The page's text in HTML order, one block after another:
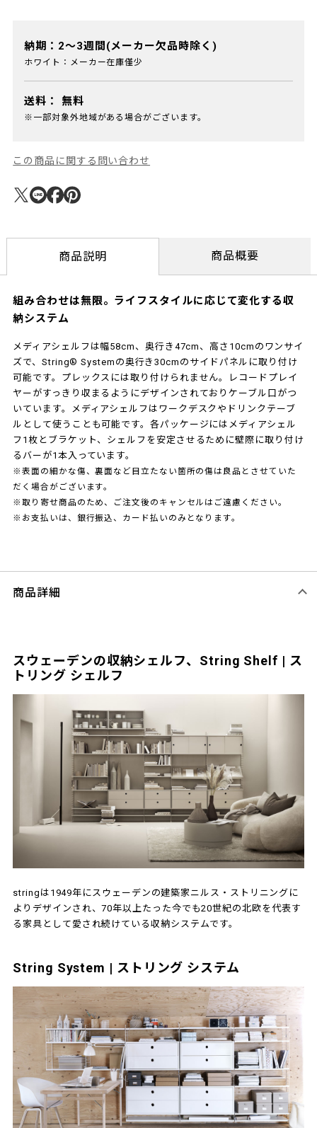
納期：2～3週間(メーカー欠品時除く)
ホワイト：メーカー在庫僅少
送料： 無料
※一部対象外地域がある場合がございます。
この商品に関する問い合わせ
商品説明 商品概要
組み合わせは無限。ライフスタイルに応じて変化する収
納システム
メディアシェルフは幅58cm、奥行き47cm、高さ10cmのワンサイ
ズで、String® Systemの奥行き30cmのサイドパネルに取り付け
可能です。プレックスには取り付けられません。レコードプレイ
ヤーがすっきり収まるようにデザインされておりケーブル口がつ
いています。メディアシェルフはワークデスクやドリンクテーブ
ルとして使うことも可能です。各パッケージにはメディアシェル
フ1枚とブラケット、シェルフを安定させるために壁際に取り付け
るバーが1本入っています。
※表面の細かな傷、裏面など目立たない箇所の傷は良品とさせていた
だく場合がございます。
※取り寄せ商品のため、ご注文後のキャンセルはご遠慮ください。
※お支払いは、銀行振込、カード払いのみとなります。
商品詳細
スウェーデンの収納シェルフ、String Shelf | ス
トリング シェルフ
stringは1949年にスウェーデンの建築家ニルス・ストリニングに
よりデザインされ、70年以上たった今でも20世紀の北欧を代表す
る家具として愛され続けている収納システムです。
String System | ストリング システム